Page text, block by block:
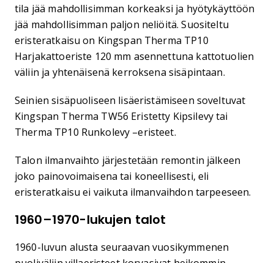
tila jää mahdollisimman korkeaksi ja hyötykäyttöön
jää mahdollisimman paljon neliöitä. Suositeltu
eristeratkaisu on Kingspan Therma TP10
Harjakattoeriste 120 mm asennettuna kattotuolien
väliin ja yhtenäisenä kerroksena sisäpintaan.
Seinien sisäpuoliseen lisäeristämiseen soveltuvat
Kingspan Therma TW56 Eristetty Kipsilevy tai
Therma TP10 Runkolevy –eristeet.
Talon ilmanvaihto järjestetään remontin jälkeen
joko painovoimaisena tai koneellisesti, eli
eristeratkaisu ei vaikuta ilmanvaihdon tarpeeseen.
1960–1970-lukujen talot
1960-luvun alusta seuraavan vuosikymmenen